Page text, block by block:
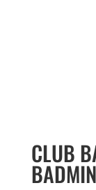
CLUB